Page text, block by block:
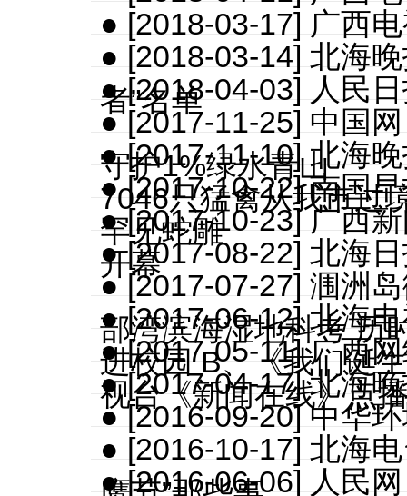
● [2018-03-17] 广西
● [2018-03-14] 北海
者”名单
● [2018-04-03] 人民
● [2017-11-25] 中国
守护1%绿水青山
● [2017-11-10] 北海
7046只猛禽从我市过
● [2017-10-22] 南国
罕见蛇雕
● [2017-10-23] 广西
开幕
● [2017-08-22] 北海
● [2017-07-27] 涠洲
部湾滨海湿地科考 历
● [2017-06-12] 北海
进校园 B、《我们诞
● [2017-05-11] 广西
视台《新闻在线》点
● [2017-04-17] 北海
● [2016-09-20] 中华
● [2016-10-17] 北海
● [2016-06-06] 人民